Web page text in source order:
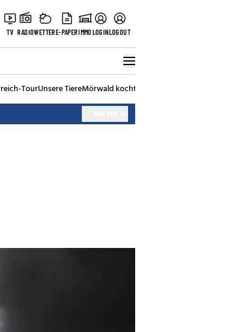
TV RADIOWETTERE-PAPERIMMOLOGINLOGOUT
TourUnsere TiereMörwald kocht